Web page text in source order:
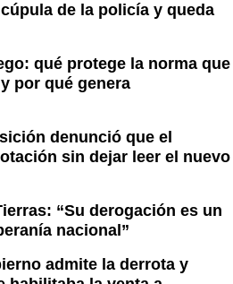
de la policía y queda
qué protege la norma que
por qué genera
denunció que el
sin dejar leer el nuevo
“Su derogación es un
nacional”
admite la derrota y